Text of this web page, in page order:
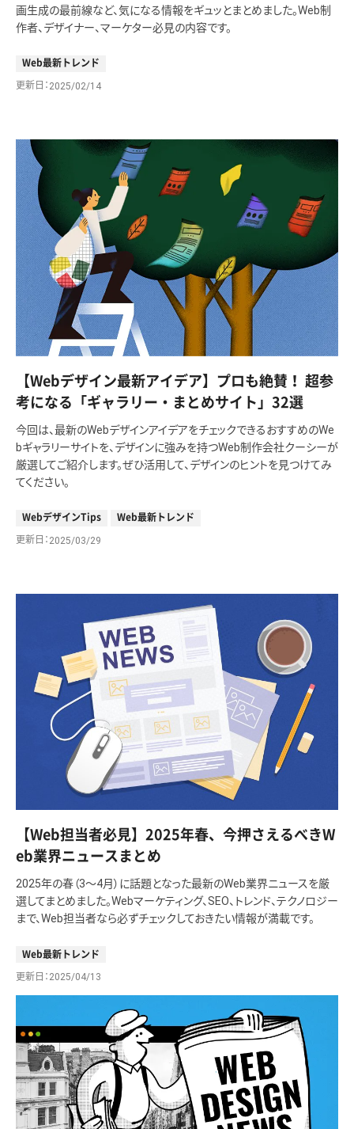
画生成の最前線など、気になる情報をギュッとまとめました。Web制
作者、デザイナー、マーケター必見の内容です。
Web最新トレンド
更新日 2025/02/14
【Webデザイン最新アイデア】プロも絶賛！ 超参
考になる「ギャラリー・まとめサイト」32選
今回は、最新のWebデザインアイデアをチェックできるおすすめのWe
bギャラリーサイトを、デザインに強みを持つWeb制作会社クーシーが
厳選してご紹介します。ぜひ活用して、デザインのヒントを見つけてみ
てください。
WebデザインTips Web最新トレンド
更新日 2025/03/29
【Web担当者必見】2025年春、今押さえるべきW
eb業界ニュースまとめ
2025年の春（3〜4月）に話題となった最新のWeb業界ニュースを厳
選してまとめました。Webマーケティング、SEO、トレンド、テクノロジー
まで、Web担当者なら必ずチェックしておきたい情報が満載です。
Web最新トレンド
更新日 2025/04/13